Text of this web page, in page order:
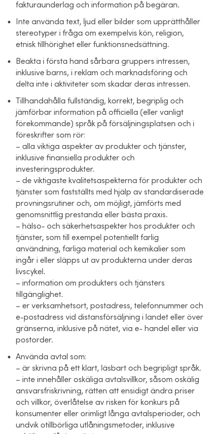
fakturaunderlag och information på begäran.
Inte använda text, ljud eller bilder som upprätthåller
stereotyper i fråga om exempelvis kön, religion,
etnisk tillhörighet eller funktionsnedsättning.
Beakta i första hand sårbara gruppers intressen,
inklusive barns, i reklam och marknadsföring och
delta inte i aktiviteter som skadar deras intressen.
Tillhandahålla fullständig, korrekt, begriplig och
jämförbar information på officiella (eller vanligt
förekommande) språk på försäljningsplatsen och i
föreskrifter som rör:
– alla viktiga aspekter av produkter och tjänster,
inklusive finansiella produkter och
investeringsprodukter.
– de viktigaste kvalitetsaspekterna för produkter och
tjänster som fastställts med hjälp av standardiserade
provningsrutiner och, om möjligt, jämförts med
genomsnittlig prestanda eller bästa praxis.
– hälso- och säkerhetsaspekter hos produkter och
tjänster, som till exempel potentiellt farlig
användning, farliga material och kemikalier som
ingår i eller släpps ut av produkterna under deras
livscykel.
– information om produkters och tjänsters
tillgänglighet.
– er verksamhetsort, postadress, telefonnummer och
e-postadress vid distansförsäljning i landet eller över
gränserna, inklusive på nätet, via e- handel eller via
postorder.
Använda avtal som:
– är skrivna på ett klart, läsbart och begripligt språk.
– inte innehåller oskäliga avtalsvillkor, såsom oskälig
ansvarsfriskrivning, rätten att ensidigt ändra priser
och villkor, överlåtelse av risken för konkurs på
konsumenter eller orimligt långa avtalsperioder, och
undvik otillbörliga utlåningsmetoder, inklusive